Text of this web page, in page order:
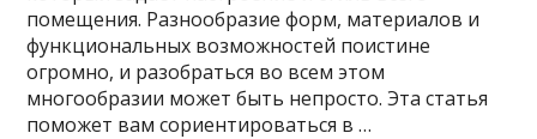
помещения. Разнообразие форм, материалов и
функциональных возможностей поистине
огромно, и разобраться во всем этом
многообразии может быть непросто. Эта статья
поможет вам сориентироваться в …